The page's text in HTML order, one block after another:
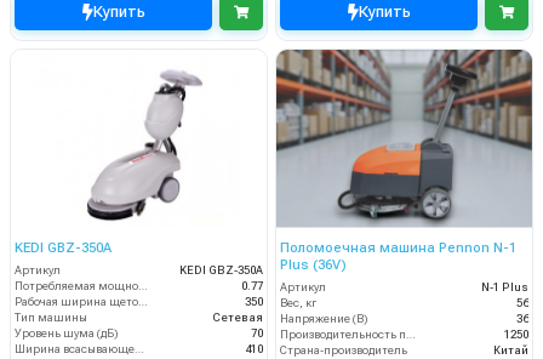
Купить Купить
KEDI GBZ-350A
Артикул
KEDI GBZ-350A
Потребляемая мощность (кВт)
0.77
Рабочая ширина щеток (мм)
350
Тип машины
Сетевая
Уровень шума (дБ)
70
Ширина всасывающей балки (мм)
410
Поломоечная машина Pennon N-1
Plus (36V)
Артикул
N-1 Plus
Вес, кг
56
Напряжение (В)
36
Производительность по площади (м2/ч)
1250
Страна-производитель
Китай